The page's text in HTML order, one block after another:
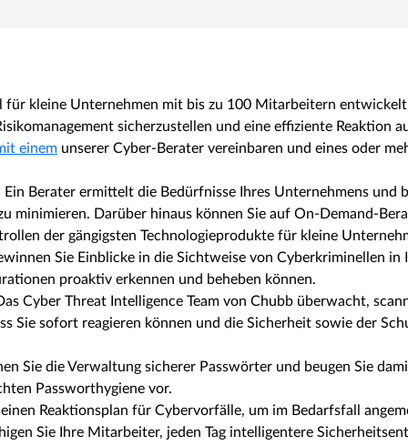
für kleine Unternehmen mit bis zu 100 Mitarbeitern
sicherzustellen und eine effiziente Reaktion
einem unserer Cyber-Berater vereinbaren und eines oder
Ein Berater ermittelt die Bedürfnisse Ihres Unternehmens und
minimieren. Darüber hinaus können Sie auf On-Demand-
der gängigsten Technologieprodukte für kleine
Sie Einblicke in die Sichtweise von Cyberkriminellen in
proaktiv erkennen und beheben können.
Cyber Threat Intelligence Team von Chubb überwacht,
Sie sofort reagieren können und die Sicherheit sowie der
Sie die Verwaltung sicherer Passwörter und beugen Sie
Passworthygiene vor.
Reaktionsplan für Cybervorfälle, um im Bedarfsfall
Sie Ihre Mitarbeiter, jeden Tag intelligentere